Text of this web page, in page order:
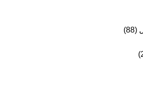
(88)